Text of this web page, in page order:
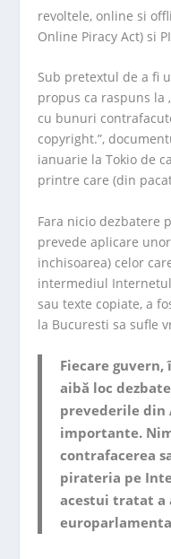
revoltele, online si
Online Piracy Act) si
Sub pretextul de a fi
propus ca raspuns la
cu bunuri
copyright.”,
ianuarie la Tokio de
printre care (din
Fara nicio dezbatere
prevede aplicare
inchisoarea) celor
intermediul
sau texte copiate, a
la Bucuresti sa sufle
Fiecare
aibă loc
prevederile din
importante.
contrafacerea
pirateria pe
acestui tratat a